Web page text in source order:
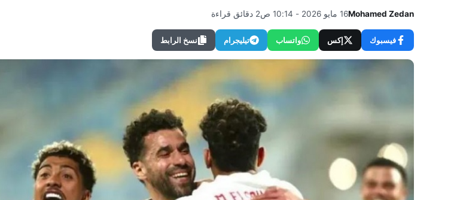
Mohamed Zedan16 مايو 2026 - 10:14 ص 2 دقائق قراءة
فيسبوك إكس واتساب تيليجرام نسخ الرابط